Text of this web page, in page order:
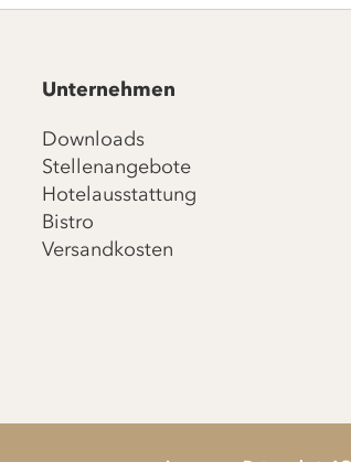
Unternehmen
Downloads
Stellenangebote
Hotelausstattung
Bistro
Versandkosten